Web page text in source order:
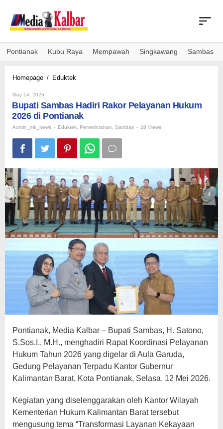
content
Pontianak Kubu Raya Mempawah Singkawang Sambas
Homepage / Eduktek
Rakor
Pelayanan
2026
di
Pontianak
May 14, 2026
Bupati Sambas Hadiri Rakor Pelayanan Hukum
2026 di Pontianak
Admin_mk_news - Eduktek Pemerintahan Sambas - 28 Views
Pontianak, Media Kalbar – Bupati Sambas, H. Satono,
S.Sos.I., M.H., menghadiri Rapat Koordinasi Pelayanan
Hukum Tahun 2026 yang digelar di Aula Garuda,
Gedung Pelayanan Terpadu Kantor Gubernur
Kalimantan Barat, Kota Pontianak, Selasa, 12 Mei 2026.
Kegiatan yang diselenggarakan oleh Kantor Wilayah
Kementerian Hukum Kalimantan Barat tersebut
mengusung tema “Transformasi Layanan Kekayaan